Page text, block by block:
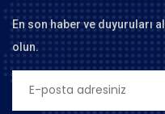
En son haber ve duyuruları
olun.